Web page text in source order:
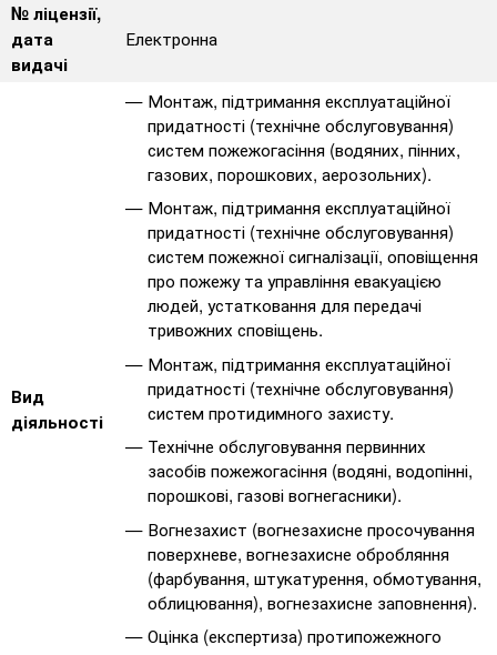
№ ліцензії,
дата
видачі
Електронна
Вид
діяльності
Монтаж, підтримання експлуатаційної
придатності (технічне обслуговування)
систем пожежогасіння (водяних, пінних,
газових, порошкових, аерозольних).
Монтаж, підтримання експлуатаційної
придатності (технічне обслуговування)
систем пожежної сигналізації, оповіщення
про пожежу та управління евакуацією
людей, устатковання для передачі
тривожних сповіщень.
Монтаж, підтримання експлуатаційної
придатності (технічне обслуговування)
систем протидимного захисту.
Технічне обслуговування первинних
засобів пожежогасіння (водяні, водопінні,
порошкові, газові вогнегасники).
Вогнезахист (вогнезахисне просочування
поверхневе, вогнезахисне обробляння
(фарбування, штукатурення, обмотування,
облицювання), вогнезахисне заповнення).
Оцінка (експертиза) протипожежного